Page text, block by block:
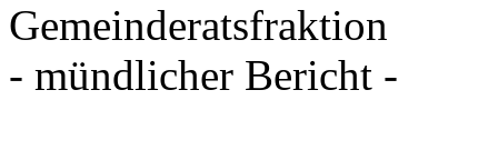
Gemeinderatsfraktion
- mündlicher Bericht -